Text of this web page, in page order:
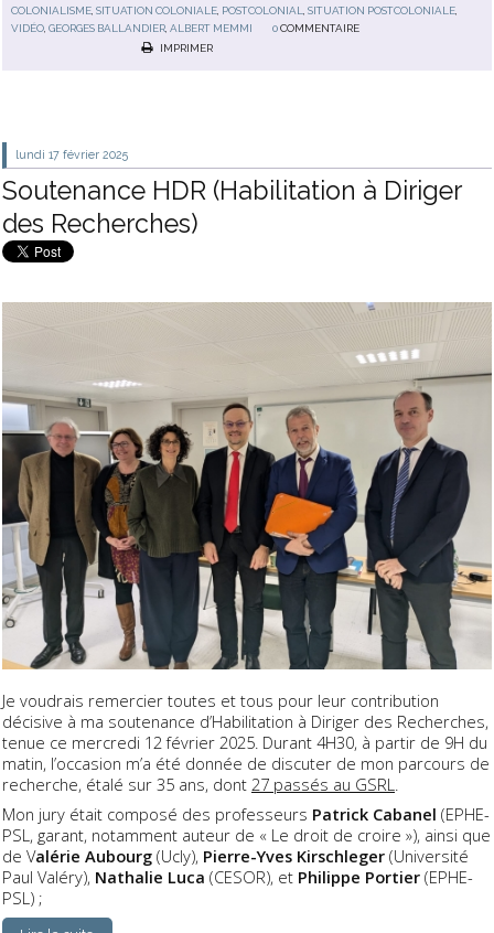
COLONIALISME ,SITUATION COLONIALE POSTCOLONIAL ,SITUATION POSTCOLONIALE
VIDÉO ,GEORGES BALLANDIER ,ALBERT MEMMI 0 COMMENTAIRE
IMPRIMER
lundi 17 février 2025
Soutenance HDR (Habilitation à Diriger
des Recherches)
Je voudrais remercier toutes et tous pour leur contribution
décisive à ma soutenance d’Habilitation à Diriger des Recherches,
tenue ce mercredi 12 février 2025. Durant 4H30, à partir de 9H du
matin, l’occasion m’a été donnée de discuter de mon parcours de
recherche, étalé sur 35 ans, dont 27 passés au GSRL
Mon jury était composé des professeurs Patrick Cabanel (EPHE-
PSL, garant, notamment auteur de « Le droit de croire »), ainsi que
de Valérie Aubourg (Ucly), Pierre-Yves Kirschleger (Université
Paul Valéry), Nathalie Luca (CESOR), et Philippe Portier (EPHE-
PSL) ;